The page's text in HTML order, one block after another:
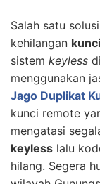
Salah satu
kehilangan
sistem keyless di
menggunakan
Jago Duplikat
kunci remote
mengatasi
keyless lalu
hilang. Segera